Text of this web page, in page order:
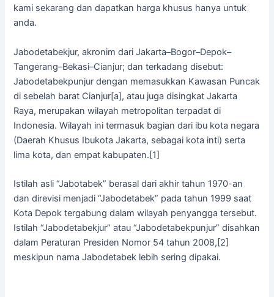
kami sekarang dan dapatkan harga khusus hanya untuk
anda.
Jabodetabekjur, akronim dari Jakarta–Bogor–Depok–
Tangerang–Bekasi–Cianjur; dan terkadang disebut:
Jabodetabekpunjur dengan memasukkan Kawasan Puncak
di sebelah barat Cianjur[a], atau juga disingkat Jakarta
Raya, merupakan wilayah metropolitan terpadat di
Indonesia. Wilayah ini termasuk bagian dari ibu kota negara
(Daerah Khusus Ibukota Jakarta, sebagai kota inti) serta
lima kota, dan empat kabupaten.[1]
Istilah asli “Jabotabek” berasal dari akhir tahun 1970-an
dan direvisi menjadi “Jabodetabek” pada tahun 1999 saat
Kota Depok tergabung dalam wilayah penyangga tersebut.
Istilah “Jabodetabekjur” atau “Jabodetabekpunjur” disahkan
dalam Peraturan Presiden Nomor 54 tahun 2008,[2]
meskipun nama Jabodetabek lebih sering dipakai.